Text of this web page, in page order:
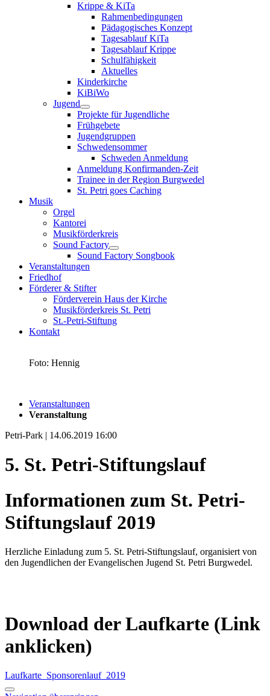
Krippe & KiTa
Rahmenbedingungen
Pädagogisches Konzept
Tagesablauf KiTa
Tagesablauf Krippe
Schulfähigkeit
Aktuelles
Kinderkirche
KiBiWo
Jugend
Projekte für Jugendliche
Frühgebete
Jugendgruppen
Schwedensommer
Schweden Anmeldung
Anmeldung Konfirmanden-Zeit
Trainee in der Region Burgwedel
St. Petri goes Caching
Musik
Orgel
Kantorei
Musikförderkreis
Sound Factory
Sound Factory Songbook
Veranstaltungen
Friedhof
Förderer & Stifter
Förderverein Haus der Kirche
Musikförderkreis St. Petri
St.-Petri-Stiftung
Kontakt
Foto: Hennig
Veranstaltungen
Veranstaltung
Petri-Park | 14.06.2019 16:00
5. St. Petri-Stiftungslauf
Informationen zum St. Petri-
Stiftungslauf 2019
Herzliche Einladung zum 5. St. Petri-Stiftungslauf, organisiert von
den Jugendlichen der Evangelischen Jugend St. Petri Burgwedel.
Download der Laufkarte (Link
anklicken)
Laufkarte_Sponsorenlauf_2019